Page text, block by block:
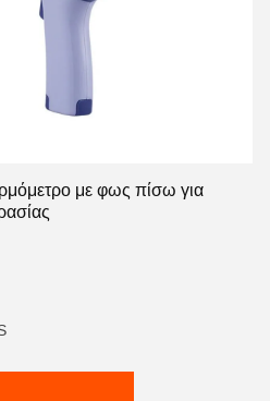
με φως πίσω για